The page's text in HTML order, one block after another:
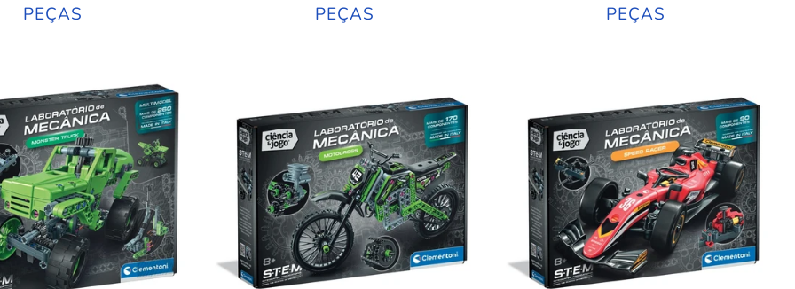
PEÇAS
PEÇAS
PEÇAS